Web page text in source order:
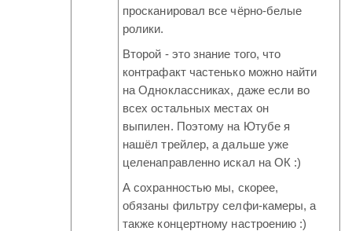
просканировал все чёрно-белые
ролики.
Второй - это знание того, что
контрафакт частенько можно найти
на Одноклассниках, даже если во
всех остальных местах он
выпилен. Поэтому на Ютубе я
нашёл трейлер, а дальше уже
целенаправленно искал на ОК :)
А сохранностью мы, скорее,
обязаны фильтру селфи-камеры, а
также концертному настроению :)